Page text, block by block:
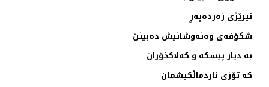
تیرێژی زه‌رده‌په‌ڕ
شكۆفه‌ی وه‌نه‌وشانیش ده‌بینن
به‌ دیار پیسكه‌ و كه‌لاكخۆران
كه‌ تۆزی ئاردماڵكیشمان